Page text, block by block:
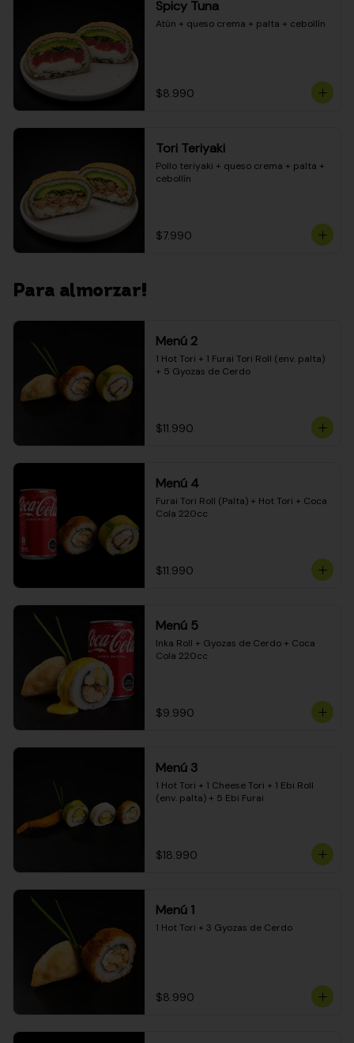
Spicy Tuna
Atún + queso crema + palta + cebollín
$8.990
Tori Teriyaki
Pollo teriyaki + queso crema + palta +
cebollín
$7.990
Para almorzar!
Menú 2
1 Hot Tori + 1 Furai Tori Roll (env. palta)
+ 5 Gyozas de Cerdo
$11.990
Menú 4
Furai Tori Roll (Palta) + Hot Tori + Coca
Cola 220cc
$11.990
Menú 5
Inka Roll + Gyozas de Cerdo + Coca
Cola 220cc
$9.990
Menú 3
1 Hot Tori + 1 Cheese Tori + 1 Ebi Roll
(env. palta) + 5 Ebi Furai
$18.990
Menú 1
1 Hot Tori + 3 Gyozas de Cerdo
$8.990